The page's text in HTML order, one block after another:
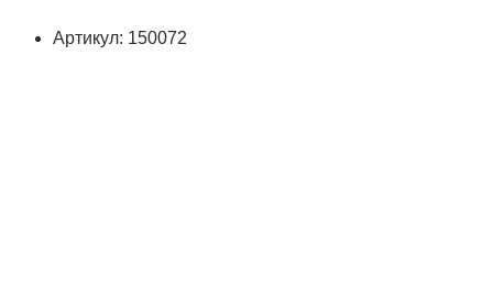
Артикул: 150072